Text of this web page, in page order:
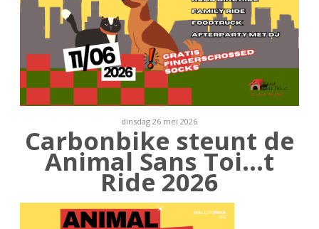
dinsdag 26 mei 2026
Carbonbike steunt de
Animal Sans Toi…t
Ride 2026